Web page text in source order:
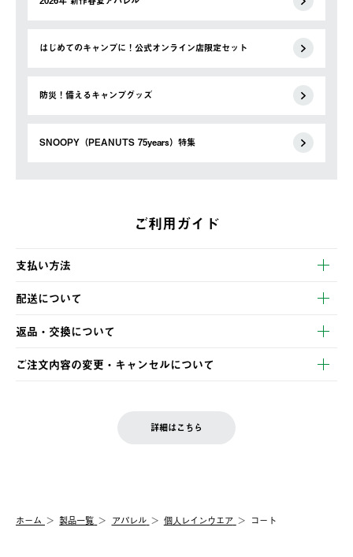
はじめてのキャンプに！公式オンライン店限定セット
防災！備えるキャンプグッズ
SNOOPY（PEANUTS 75years）特集
ご利用ガイド
支払い方法
以下のいずれかの方法でお支払いいただけます。
・クレジットカード決済
・コンビニ決済
・Pay-easy決済
配送について
【発送スケジュール】
ご注文・ご入金完了より2営業日以内に商品を発送いたします。
土日祝の発送はございませんので、木曜日以降のご注文は週明け
の発送となる場合がございます。
【配送業者】
佐川急便にて配送されます。
返品・交換について
※お客様都合の場合
お客様都合の返品にかかる送料は、お客様ご負担とさせていただ
一度お手元の商品を返品いただき、ご希望商品を再注文してくだ
ご注文内容の変更・キャンセルについて
LOGOS FAMILY会員の方は、会員マイページ内 購入履歴画面に
詳細はこちら
ホーム 製品一覧 アパレル 個人レインウエア コート